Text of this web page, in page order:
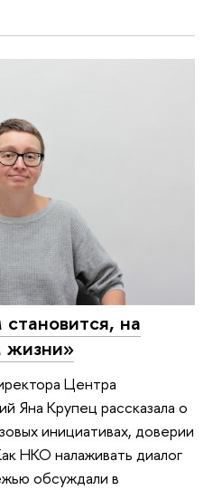
на
жизни»
Центра
Яна Крупец рассказала о
инициативах, доверии
НКО налаживать диалог
обсуждали в